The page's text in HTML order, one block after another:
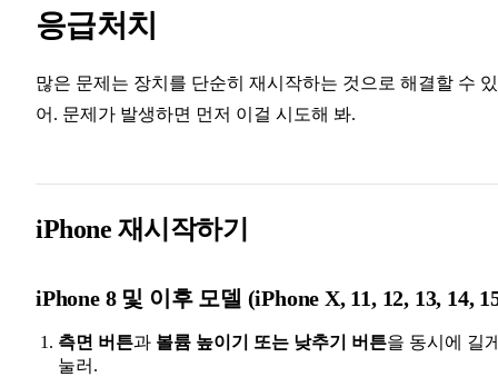
응급처치
많은 문제는 장치를 단순히 재시작하는 것으로 해결할 수 있
어. 문제가 발생하면 먼저 이걸 시도해 봐.
iPhone 재시작하기
iPhone 8 및 이후 모델 (iPhone X, 11, 12, 13, 14,
측면 버튼과 볼륨 높이기 또는 낮추기 버튼을 동시에 길
눌러.